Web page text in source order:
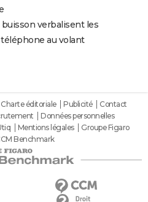
verbalisent les
au volant
Charte éditoriale Publicité
Contact
Données personnelles
Mentions légales
Groupe Figaro
Benchmark